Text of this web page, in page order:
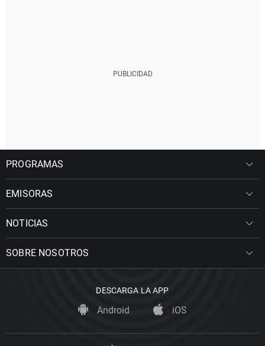
PROGRAMAS
EMISORAS
NOTICIAS
SOBRE NOSOTROS
DESCARGA LA APP
Android iOS